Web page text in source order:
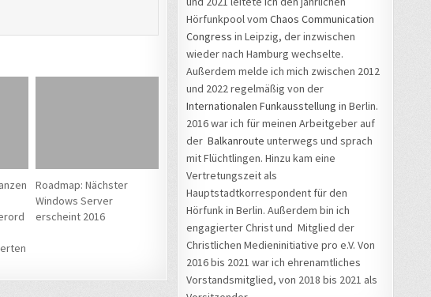
Roadmap: Nächster
Windows Server
erscheint 2016
Hörfunkpool vom Chaos Communication
Congress in Leipzig, der inzwischen
wieder nach Hamburg wechselte.
Außerdem melde ich mich zwischen 2012
und 2022 regelmäßig von der
Internationalen Funkausstellung in Berlin.
2016 war ich für meinen Arbeitgeber auf
der Balkanroute unterwegs und sprach
mit Flüchtlingen. Hinzu kam eine
Vertretungszeit als
Hauptstadtkorrespondent für den
Hörfunk in Berlin. Außerdem bin ich
engagierter Christ und Mitglied der
Christlichen Medieninitiative pro e.V. Von
2016 bis 2021 war ich ehrenamtliches
Vorstandsmitglied, von 2018 bis 2021 als